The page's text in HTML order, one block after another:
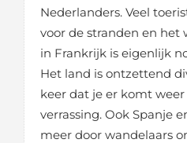
Nederlanders. Veel
voor de stranden en het
in Frankrijk is eigenlijk
Het land is ontzettend
keer dat je er komt
verrassing. Ook Spanje
meer door wandelaars